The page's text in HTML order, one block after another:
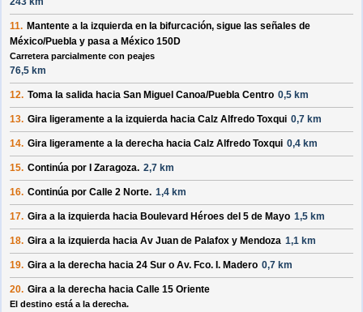
11. Mantente a la izquierda en la bifurcación, sigue las señales de
México/Puebla y pasa a México 150D
Carretera parcialmente con peajes
76,5 km
12. Toma la salida hacia San Miguel Canoa/Puebla Centro 0,5 km
13. Gira ligeramente a la izquierda hacia Calz Alfredo Toxqui 0,7 km
14. Gira ligeramente a la derecha hacia Calz Alfredo Toxqui 0,4 km
15. Continúa por I Zaragoza. 2,7 km
16. Continúa por Calle 2 Norte. 1,4 km
17. Gira a la izquierda hacia Boulevard Héroes del 5 de Mayo 1,5 km
18. Gira a la izquierda hacia Av Juan de Palafox y Mendoza 1,1 km
19. Gira a la derecha hacia 24 Sur o Av. Fco. I. Madero 0,7 km
20. Gira a la derecha hacia Calle 15 Oriente
El destino está a la derecha.